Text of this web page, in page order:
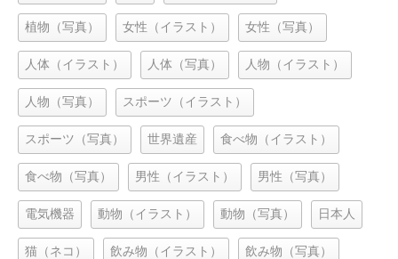
植物（写真） 女性（イラスト） 女性（写真）
人体（イラスト） 人体（写真） 人物（イラスト）
人物（写真） スポーツ（イラスト）
スポーツ（写真） 世界遺産 食べ物（イラスト）
食べ物（写真） 男性（イラスト） 男性（写真）
電気機器 動物（イラスト） 動物（写真） 日本人
猫（ネコ） 飲み物（イラスト） 飲み物（写真）